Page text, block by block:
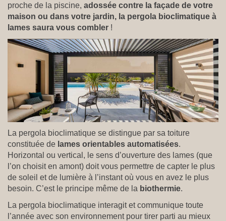
proche de la piscine, adossée contre la façade de votre
maison ou dans votre jardin, la pergola bioclimatique à
lames saura vous combler !
La pergola bioclimatique se distingue par sa toiture
constituée de lames orientables automatisées.
Horizontal ou vertical, le sens d’ouverture des lames (que
l’on choisit en amont) doit vous permettre de capter le plus
de soleil et de lumière à l’instant où vous en avez le plus
besoin. C’est le principe même de la biothermie.
La pergola bioclimatique interagit et communique toute
l’année avec son environnement pour tirer parti au mieux